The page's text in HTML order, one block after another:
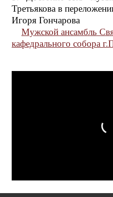
Третьякова в
Игоря Гончарова
Мужской ансамбль
кафедрального собора